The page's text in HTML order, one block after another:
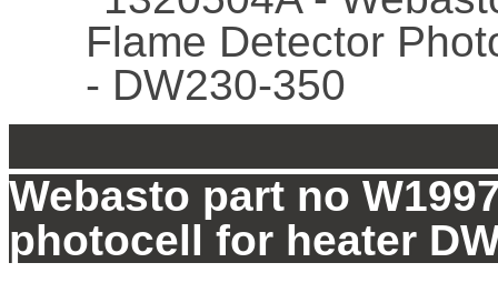
Webasto part no
photocell for heater